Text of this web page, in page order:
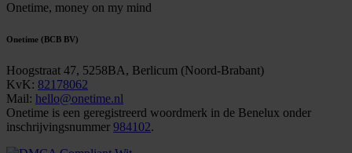
Onetime, money on my mind
Onetime (BCB BV)
Hoogstraat 47, 5258BA, Berlicum (Noord-Brabant)
KvK: 82178062
Mail: hello@onetime.nl
Onetime is een geregistreerd woordmerk in de Benelux onder
inschrijvingsnummer 984102.